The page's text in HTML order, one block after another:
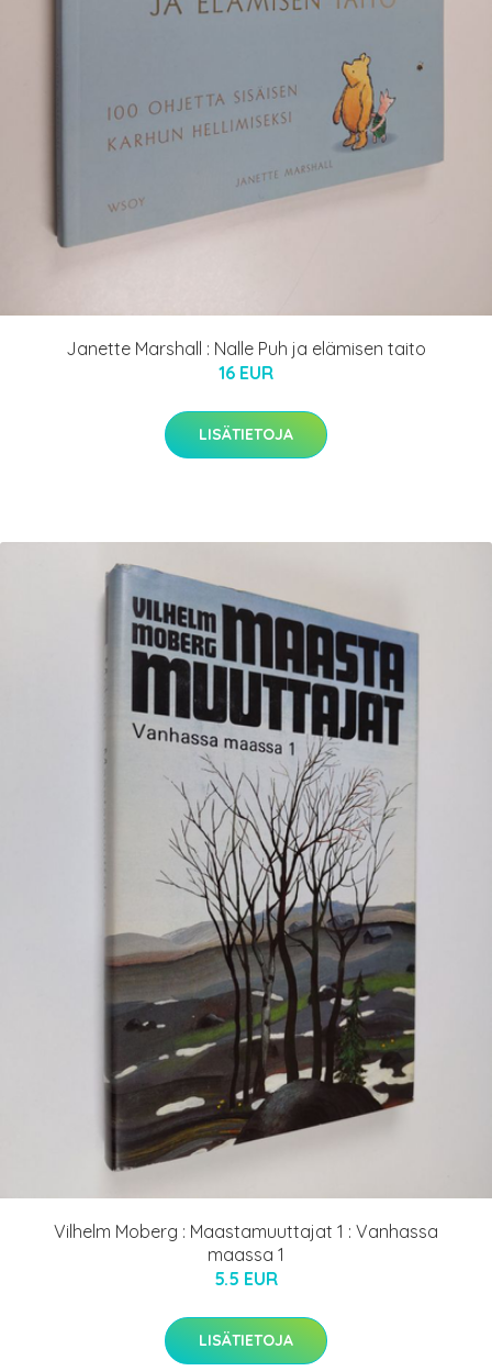
Janette Marshall : Nalle Puh ja elämisen taito
16 EUR
LISÄTIETOJA
Vilhelm Moberg : Maastamuuttajat 1 : Vanhassa
maassa 1
5.5 EUR
LISÄTIETOJA